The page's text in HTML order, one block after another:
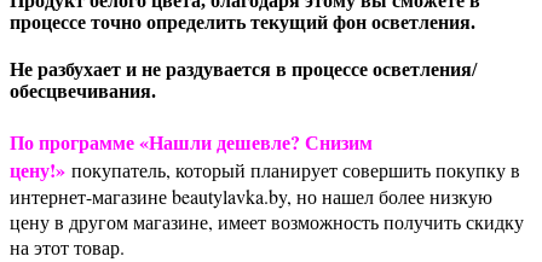
процессе точно определить текущий фон осветления.
Не разбухает и не раздувается в процессе осветления/
обесцвечивания.
По программе «Нашли дешевле? Снизим
цену!» покупатель, который планирует совершить покупку в
интернет-магазине beautylavka.by, но нашел более низкую
цену в другом магазине, имеет возможность получить скидку
на этот товар.